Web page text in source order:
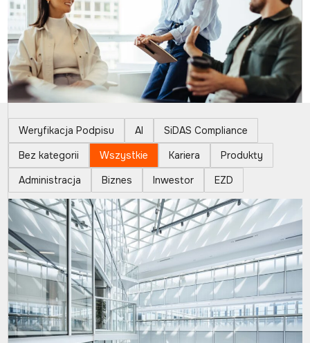
Weryfikacja Podpisu AI
SiDAS Compliance
Bez kategorii
Wszystkie Kariera
Produkty
Administracja
Biznes Inwestor EZD